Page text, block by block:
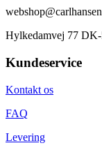
Hylkedamvej 77
Kundeservice
Kontakt os
FAQ
Levering